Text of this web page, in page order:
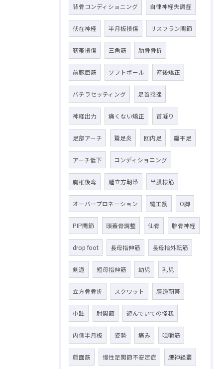
背骨コンディショニング 自律神経失調症
伏在神経 半月板損傷 リスフラン関節
靭帯損傷 三角筋 肋骨骨折
前腕屈筋 ソフトボール 産後矯正
パテラセッティング 足首捻挫
神経出力 痛くない矯正 首凝り
足部アーチ 鵞足炎 回内足 扁平足
アーチ低下 コンディショニング
胸椎後弯 踵立方靭帯 半膜様筋
オーバープロネーション 縫工筋 O脚
PIP関節 頭蓋骨調整 仙骨 腓骨神経
drop foot 長母指伸筋 長母指外転筋
剣道 短母指伸筋 幼児 乳児
立方骨骨折 スクワット 脛踵靭帯
小趾 肘関節 遊んでいての怪我
内側半月板 姿勢 痛み 咀嚼筋
顔面筋 慢性足関節不安定症 腰神経叢